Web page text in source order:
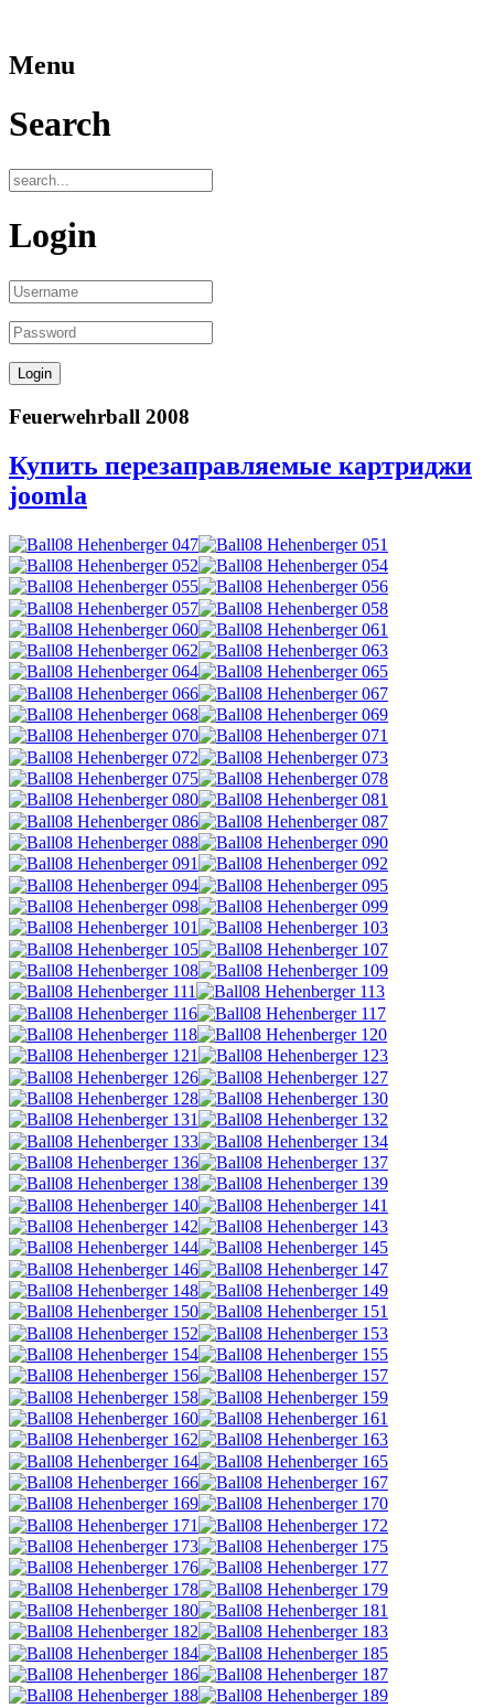
Menu
Search
Login
Feuerwehrball 2008
Купить перезаправляемые картриджи
joomla